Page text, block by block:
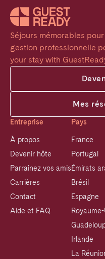
Séjours mémorables
gestion professionnelle
your stay with
Mes
Entreprise
À propos
Devenir hôte
Parrainez vos amis
Carrières
Contact
Aide et FAQ
Pays
France
Portugal
Émirats
Brésil
Espagne
Irlande
La